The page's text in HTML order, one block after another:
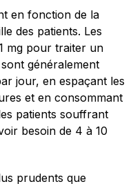
en fonction de la
des patients. Les
mg pour traiter un
généralement
jour, en espaçant les
et en consommant
patients souffrant
besoin de 4 à 10
prudents que